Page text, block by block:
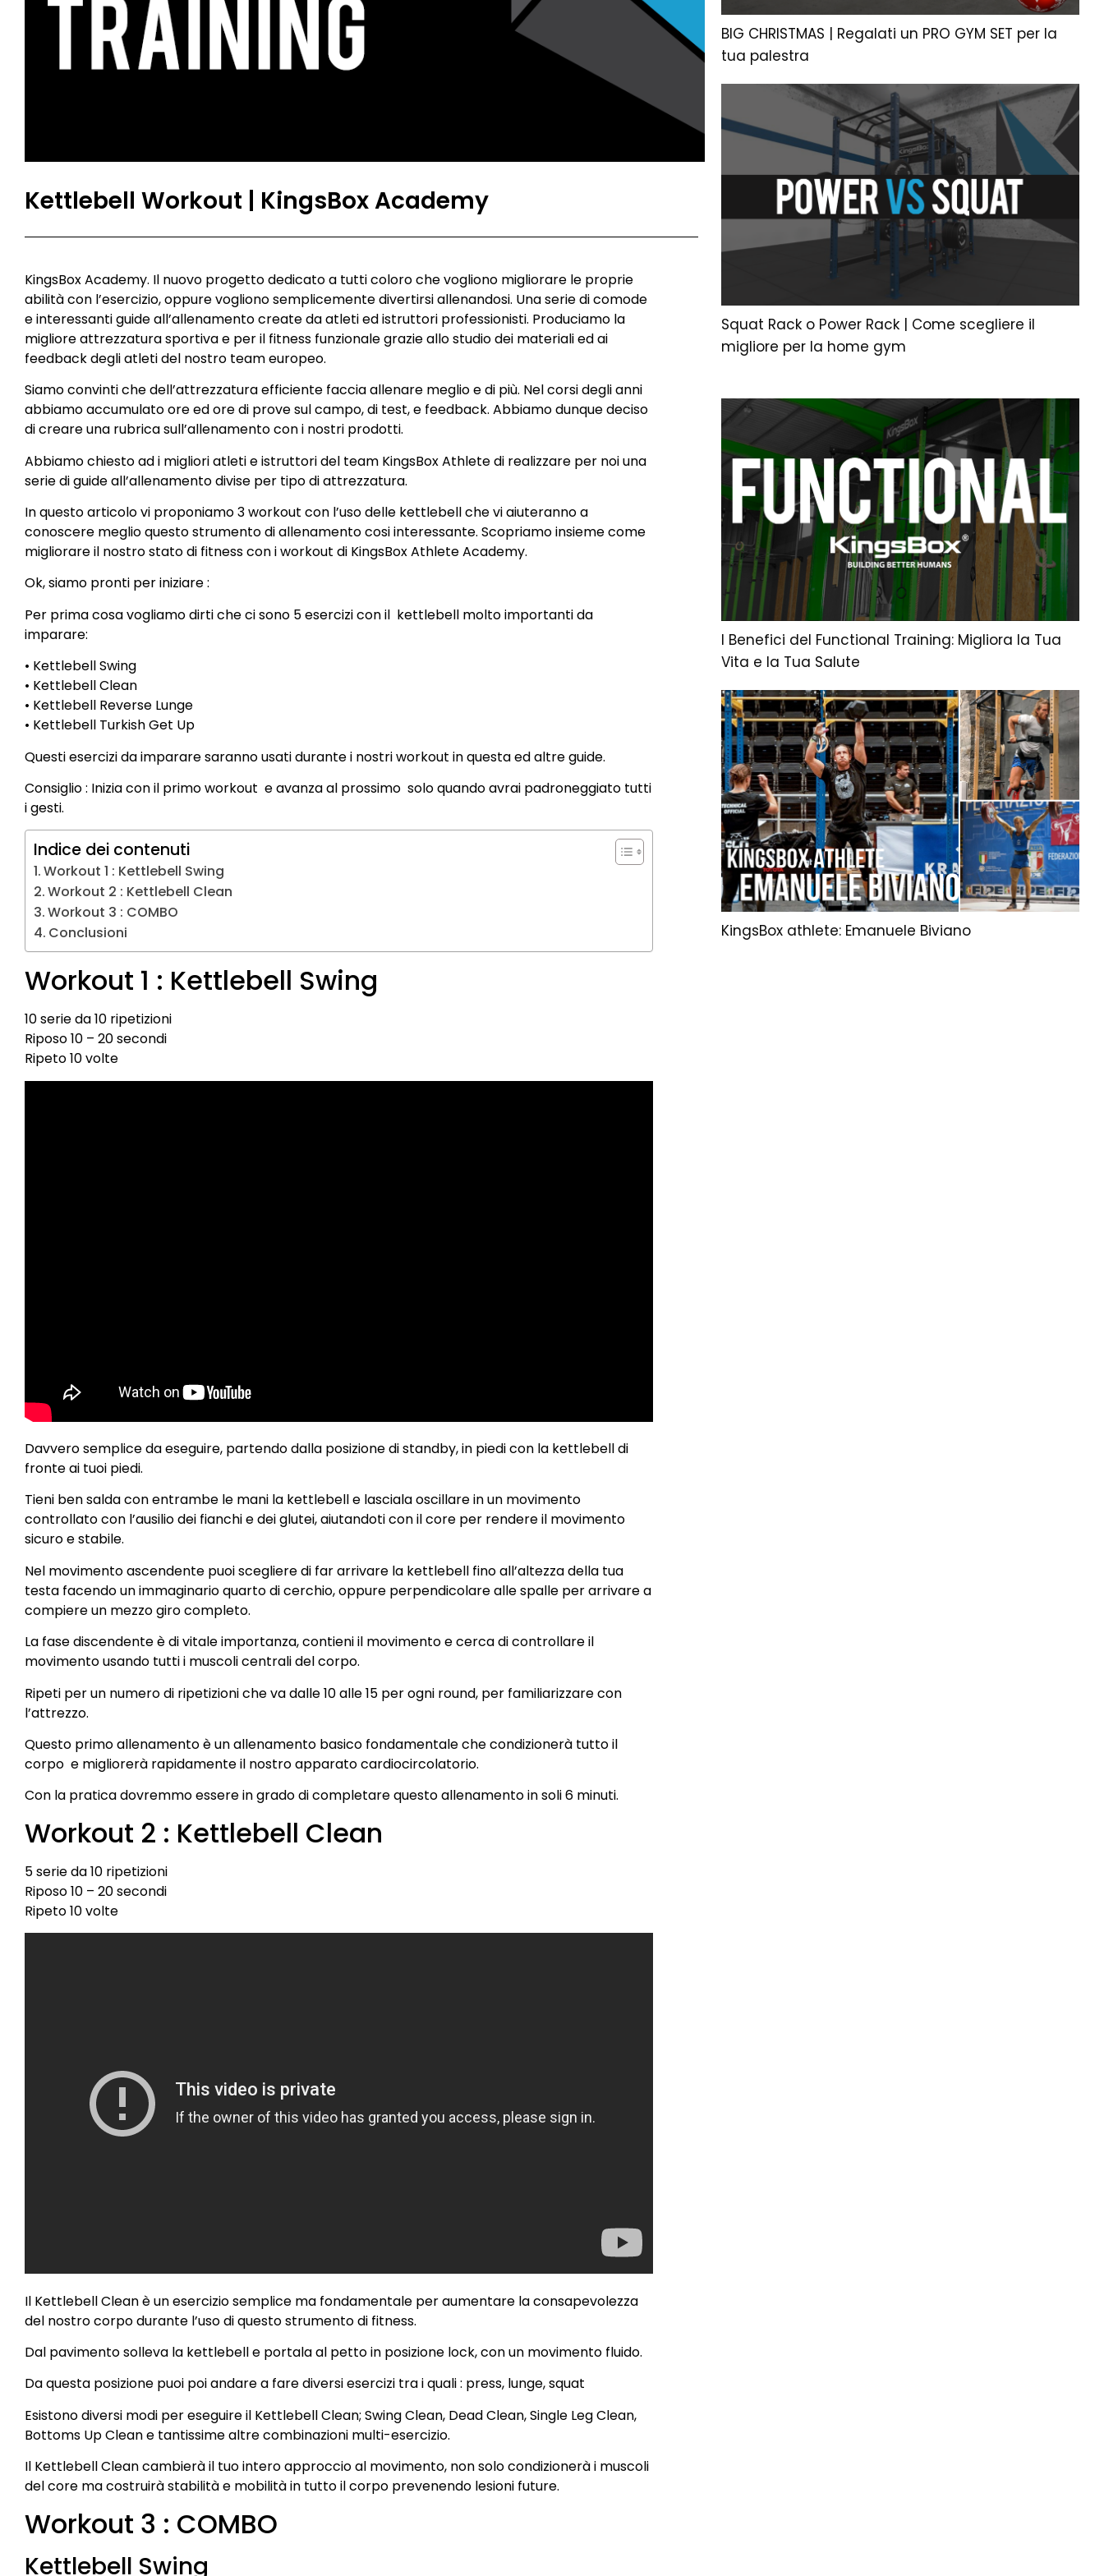
Kettlebell Workout | KingsBox Academy
KingsBox Academy. Il nuovo progetto dedicato a tutti coloro che vogliono migliorare le proprie
abilità con l’esercizio, oppure vogliono semplicemente divertirsi allenandosi. Una serie di comode
e interessanti guide all’allenamento create da atleti ed istruttori professionisti. Produciamo la
migliore attrezzatura sportiva e per il fitness funzionale grazie allo studio dei materiali ed ai
feedback degli atleti del nostro team europeo.
Siamo convinti che dell’attrezzatura efficiente faccia allenare meglio e di più. Nel corsi degli anni
abbiamo accumulato ore ed ore di prove sul campo, di test, e feedback. Abbiamo dunque deciso
di creare una rubrica sull’allenamento con i nostri prodotti.
Abbiamo chiesto ad i migliori atleti e istruttori del team KingsBox Athlete di realizzare per noi una
serie di guide all’allenamento divise per tipo di attrezzatura.
In questo articolo vi proponiamo 3 workout con l’uso delle kettlebell che vi aiuteranno a
conoscere meglio questo strumento di allenamento cosi interessante. Scopriamo insieme come
migliorare il nostro stato di fitness con i workout di KingsBox Athlete Academy.
Ok, siamo pronti per iniziare :
Per prima cosa vogliamo dirti che ci sono 5 esercizi con il kettlebell molto importanti da
imparare:
• Kettlebell Swing
• Kettlebell Clean
• Kettlebell Reverse Lunge
• Kettlebell Turkish Get Up
Questi esercizi da imparare saranno usati durante i nostri workout in questa ed altre guide.
Consiglio : Inizia con il primo workout e avanza al prossimo solo quando avrai padroneggiato tutti
i gesti.
Indice dei contenuti
Workout 1 : Kettlebell Swing
Workout 2 : Kettlebell Clean
Workout 3 : COMBO
Conclusioni
Workout 1 : Kettlebell Swing
10 serie da 10 ripetizioni
Riposo 10 – 20 secondi
Ripeto 10 volte
Davvero semplice da eseguire, partendo dalla posizione di standby, in piedi con la kettlebell di
fronte ai tuoi piedi.
Tieni ben salda con entrambe le mani la kettlebell e lasciala oscillare in un movimento
controllato con l’ausilio dei fianchi e dei glutei, aiutandoti con il core per rendere il movimento
sicuro e stabile.
Nel movimento ascendente puoi scegliere di far arrivare la kettlebell fino all’altezza della tua
testa facendo un immaginario quarto di cerchio, oppure perpendicolare alle spalle per arrivare a
compiere un mezzo giro completo.
La fase discendente è di vitale importanza, contieni il movimento e cerca di controllare il
movimento usando tutti i muscoli centrali del corpo.
Ripeti per un numero di ripetizioni che va dalle 10 alle 15 per ogni round, per familiarizzare con
l’attrezzo.
Questo primo allenamento è un allenamento basico fondamentale che condizionerà tutto il
corpo e migliorerà rapidamente il nostro apparato cardiocircolatorio.
Con la pratica dovremmo essere in grado di completare questo allenamento in soli 6 minuti.
Workout 2 : Kettlebell Clean
5 serie da 10 ripetizioni
Riposo 10 – 20 secondi
Ripeto 10 volte
Il Kettlebell Clean è un esercizio semplice ma fondamentale per aumentare la consapevolezza
del nostro corpo durante l’uso di questo strumento di fitness.
Dal pavimento solleva la kettlebell e portala al petto in posizione lock, con un movimento fluido.
Da questa posizione puoi poi andare a fare diversi esercizi tra i quali : press, lunge, squat
Esistono diversi modi per eseguire il Kettlebell Clean; Swing Clean, Dead Clean, Single Leg Clean,
Bottoms Up Clean e tantissime altre combinazioni multi-esercizio.
Il Kettlebell Clean cambierà il tuo intero approccio al movimento, non solo condizionerà i muscoli
del core ma costruirà stabilità e mobilità in tutto il corpo prevenendo lesioni future.
Workout 3 : COMBO
Kettlebell Swing
BIG CHRISTMAS | Regalati un PRO GYM SET per la
tua palestra
Squat Rack o Power Rack | Come scegliere il
migliore per la home gym
I Benefici del Functional Training: Migliora la Tua
Vita e la Tua Salute
KingsBox athlete: Emanuele Biviano